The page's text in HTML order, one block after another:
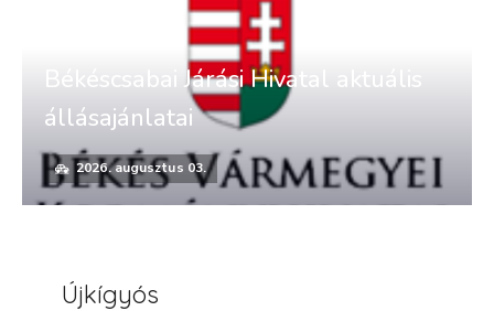
Békéscsabai Járási Hivatal aktuális
állásajánlatai
2026. augusztus 03.
Újkígyós